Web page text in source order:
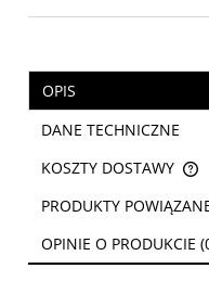
OPIS
DANE TECHNICZNE
KOSZTY DOSTAWY
CENA NIE ZAWIERA
PRODUKTY
OPINIE O PRODUKCIE